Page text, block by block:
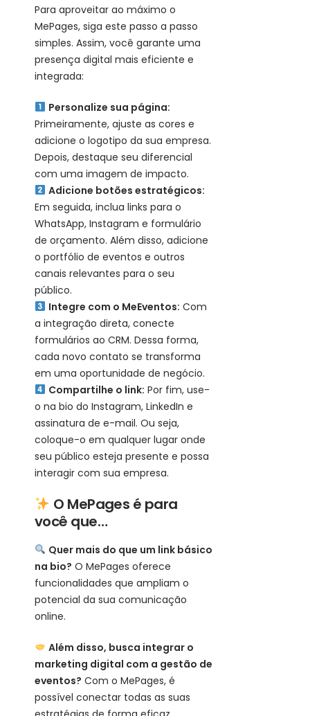
Para aproveitar ao máximo o
MePages, siga este passo a passo
simples. Assim, você garante uma
presença digital mais eficiente e
integrada:
Personalize sua página:
Primeiramente, ajuste as cores e
adicione o logotipo da sua empresa.
Depois, destaque seu diferencial
com uma imagem de impacto.
Adicione botões estratégicos:
Em seguida, inclua links para o
WhatsApp, Instagram e formulário
de orçamento. Além disso, adicione
o portfólio de eventos e outros
canais relevantes para o seu
público.
Integre com o MeEventos: Com
a integração direta, conecte
formulários ao CRM. Dessa forma,
cada novo contato se transforma
em uma oportunidade de negócio.
Compartilhe o link: Por fim, use-
o na bio do Instagram, LinkedIn e
assinatura de e-mail. Ou seja,
coloque-o em qualquer lugar onde
seu público esteja presente e possa
interagir com sua empresa.
O MePages é para
você que…
Quer mais do que um link básico
na bio? O MePages oferece
funcionalidades que ampliam o
potencial da sua comunicação
online.
Além disso, busca integrar o
marketing digital com a gestão de
eventos? Com o MePages, é
possível conectar todas as suas